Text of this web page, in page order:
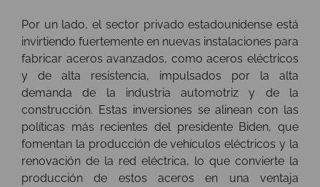
Por un lado, el sector privado estadounidense está
invirtiendo fuertemente en nuevas instalaciones para
fabricar aceros avanzados, como aceros eléctricos
y de alta resistencia, impulsados por la alta
demanda de la industria automotriz y de la
construcción. Estas inversiones se alinean con las
políticas más recientes del presidente Biden, que
fomentan la producción de vehículos eléctricos y la
renovación de la red eléctrica, lo que convierte la
producción de estos aceros en una ventaja